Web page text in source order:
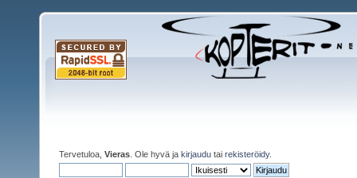
Tervetuloa, Vieras . Ole hyvä ja kirjaudu tai rekisteröidy.